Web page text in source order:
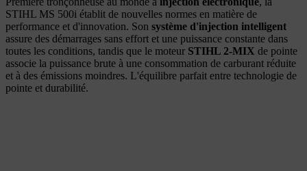
STIHL MS 500i établit de nouvelles normes en matière de
performance et d'innovation. Son système d'injection intelligent
assure des démarrages sans effort et une puissance constante dans
toutes les conditions, tandis que le moteur STIHL 2-MIX de pointe
associe la puissance brute à une consommation de carburant réduite
et à des émissions moindres. L'équilibre parfait entre technologie de
pointe et durabilité.